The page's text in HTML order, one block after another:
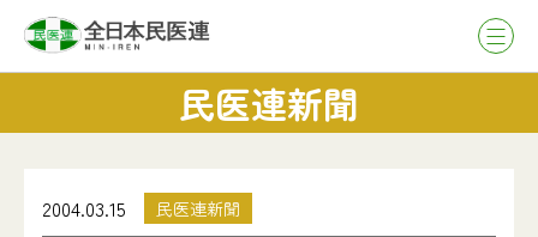
民医連新聞
2004.03.15 民医連新聞